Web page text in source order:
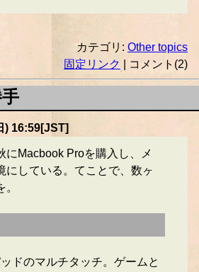
カテゴリ: Other topics
固定リンク
| コメント(2)
) 16:59[JST]
にMacbook Proを購入し、メ
にしている。てことで、数ヶ
ッドのマルチタッチ。ゲームと